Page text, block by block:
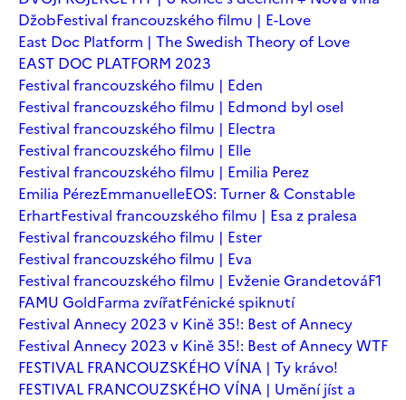
DžobFestival francouzského filmu | E-Love
East Doc Platform | The Swedish Theory of Love
EAST DOC PLATFORM 2023
Festival francouzského filmu | Eden
Festival francouzského filmu | Edmond byl osel
Festival francouzského filmu | Electra
Festival francouzského filmu | Elle
Festival francouzského filmu | Emilia Perez
Emilia PérezEmmanuelleEOS: Turner & Constable
ErhartFestival francouzského filmu | Esa z pralesa
Festival francouzského filmu | Ester
Festival francouzského filmu | Eva
Festival francouzského filmu | Evženie GrandetováF1
FAMU GoldFarma zvířatFénické spiknutí
Festival Annecy 2023 v Kině 35!: Best of Annecy
Festival Annecy 2023 v Kině 35!: Best of Annecy WTF
FESTIVAL FRANCOUZSKÉHO VÍNA | Ty krávo!
FESTIVAL FRANCOUZSKÉHO VÍNA | Umění jíst a